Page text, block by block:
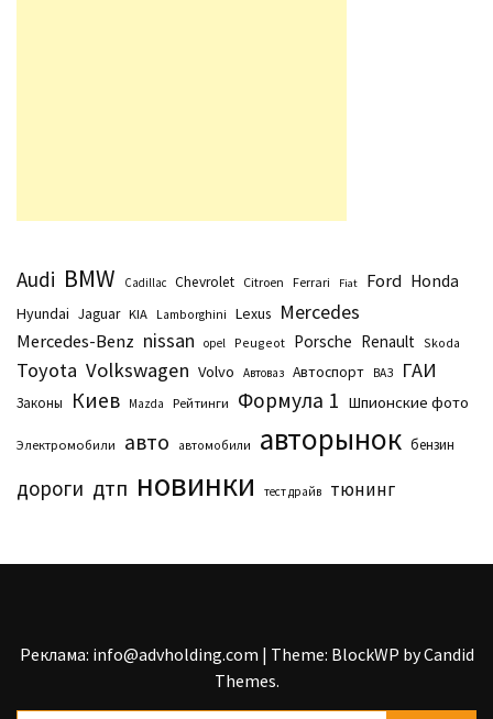
Audi BMW Cadillac Chevrolet Citroen Ferrari Fiat Ford Honda
Hyundai Jaguar KIA Lamborghini Lexus Mercedes
Mercedes-Benz nissan opel Peugeot Porsche Renault Skoda
Toyota Volkswagen Volvo Автоваз Автоспорт ВАЗ ГАИ
Законы Киев Маzda Рейтинги Формула 1 Шпионские фото
Электромобили авто автомобили авторынок бензин
дороги дтп новинки тест драйв тюнинг
Реклама: info@advholding.com | Theme: BlockWP byCandid
Themes.